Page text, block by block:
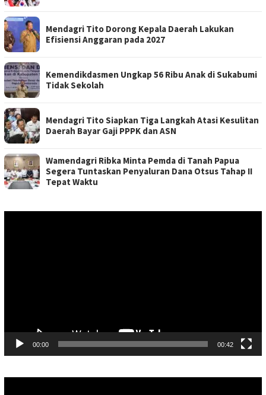
Mendagri Tito Dorong Kepala Daerah Lakukan
Efisiensi Anggaran pada 2027
Kemendikdasmen Ungkap 56 Ribu Anak di Sukabumi
Tidak Sekolah
Mendagri Tito Siapkan Tiga Langkah Atasi Kesulitan
Daerah Bayar Gaji PPPK dan ASN
Wamendagri Ribka Minta Pemda di Tanah Papua
Segera Tuntaskan Penyaluran Dana Otsus Tahap II
Tepat Waktu
00:00 00:42